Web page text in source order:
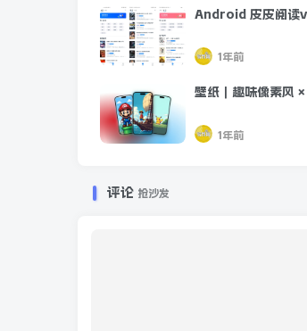
Android 皮皮阅读
1年前
壁纸｜趣味像素风
1年前
评论 抢沙发